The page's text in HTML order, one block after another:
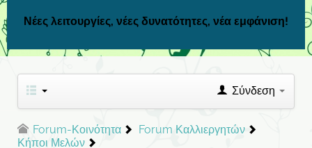
Νέες λειτουργίες, νέες δυνατότητες, νέα εμφάνιση!
Σύνδεση
Forum-Κοινότητα
Forum Καλλιεργητών
Κήποι Μελών